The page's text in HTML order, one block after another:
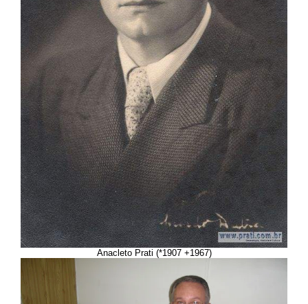
Anacleto Prati (*1907 +1967)